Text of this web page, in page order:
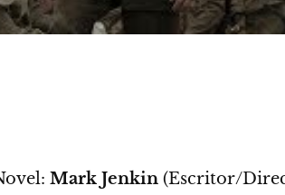
Mark Jenkin (Escritor/